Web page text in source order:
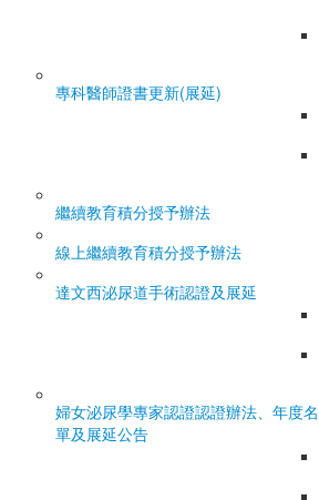
專科醫師證書更新(展延)
繼續教育積分授予辦法
線上繼續教育積分授予辦法
達文西泌尿道手術認證及展延
婦女泌尿學專家認證認證辦法、年度名
單及展延公告